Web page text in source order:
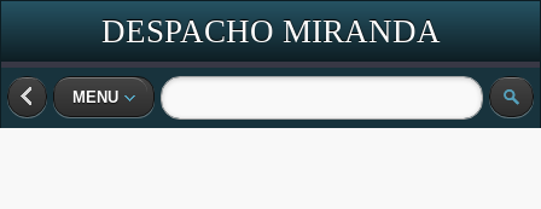
DESPACHO MIRANDA
MENU